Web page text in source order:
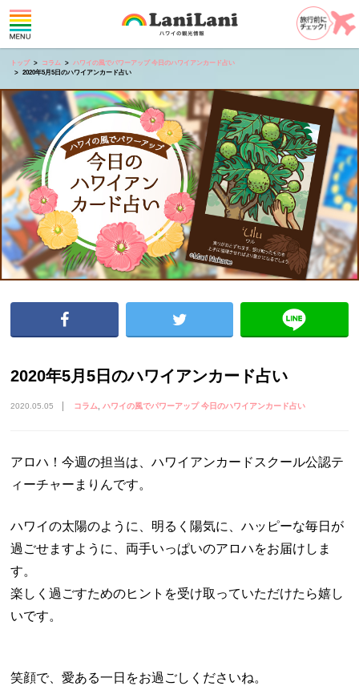
トップ コラム
ハワイの風でパワーアップ 今日のハワイアンカード占い
2020年5月5日のハワイアンカード占い
2020年5月5日のハワイアンカード占い
2020.05.05 コラム ハワイの風でパワーアップ 今日のハワイアンカード占い
アロハ！今週の担当は、ハワイアンカードスクール公認テ
ィーチャーまりんです。
ハワイの太陽のように、明るく陽気に、ハッピーな毎日が
過ごせますように、両手いっぱいのアロハをお届けしま
す。
楽しく過ごすためのヒントを受け取っていただけたら嬉し
いです。
笑顔で、愛ある一日をお過ごしくださいね。